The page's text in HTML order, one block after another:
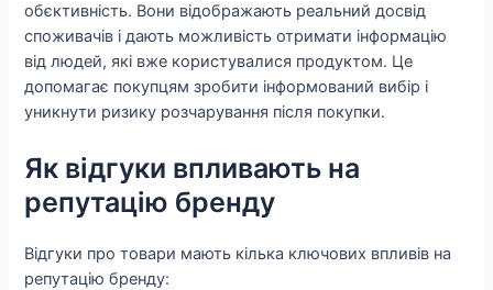
обєктивність. Вони відображають реальний досвід
споживачів і дають можливість отримати інформацію
від людей, які вже користувалися продуктом. Це
допомагає покупцям зробити інформований вибір і
уникнути ризику розчарування після покупки.
Як відгуки впливають на
репутацію бренду
Відгуки про товари мають кілька ключових впливів на
репутацію бренду: